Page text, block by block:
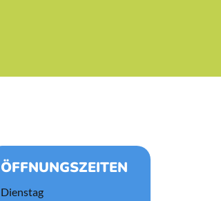
ÖFFNUNGSZEITEN
Dienstag